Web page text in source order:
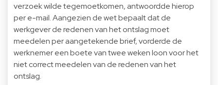
verzoek wilde tegemoetkomen, antwoordde hierop
per e-mail. Aangezien de wet bepaalt dat de
werkgever de redenen van het ontslag moet
meedelen per aangetekende brief, vorderde de
werknemer een boete van twee weken loon voor het
niet correct meedelen van de redenen van het
ontslag.